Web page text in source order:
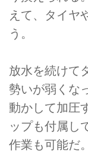
えて、タイヤ
う。
放水を続けて
勢いが弱くな
動かして加圧
ップも付属し
作業も可能だ